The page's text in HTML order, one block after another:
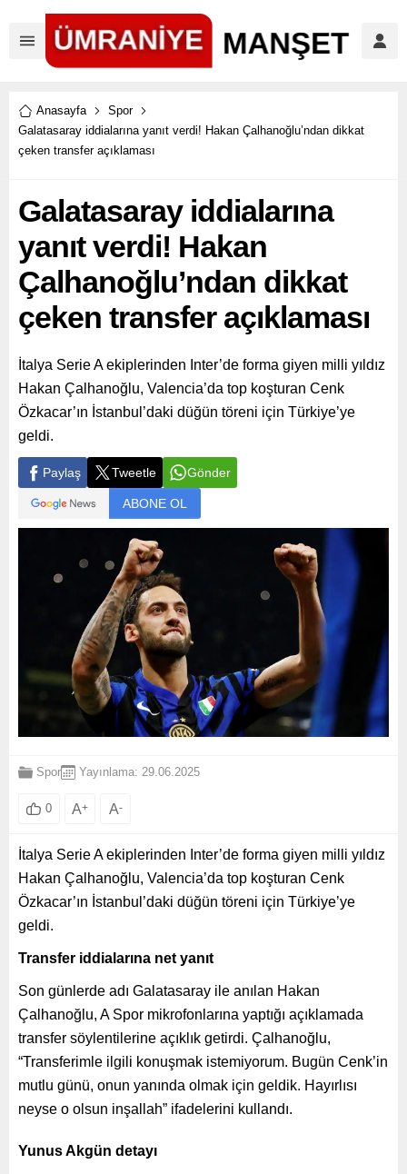
Anasayfa
Spor
Galatasaray iddialarına yanıt verdi! Hakan Çalhanoğlu’ndan dikkat
çeken transfer açıklaması
Galatasaray iddialarına
yanıt verdi! Hakan
Çalhanoğlu’ndan dikkat
çeken transfer açıklaması
İtalya Serie A ekiplerinden Inter’de forma giyen milli yıldız
Hakan Çalhanoğlu, Valencia’da top koşturan Cenk
Özkacar’ın İstanbul’daki düğün töreni için Türkiye’ye
geldi.
Paylaş Tweetle Gönder
ABONE OL
Spor Yayınlama: 29.06.2025
0 A+ A-
İtalya Serie A ekiplerinden Inter’de forma giyen milli yıldız
Hakan Çalhanoğlu, Valencia’da top koşturan Cenk
Özkacar’ın İstanbul’daki düğün töreni için Türkiye’ye
geldi.
Transfer iddialarına net yanıt
Son günlerde adı Galatasaray ile anılan Hakan
Çalhanoğlu, A Spor mikrofonlarına yaptığı açıklamada
transfer söylentilerine açıklık getirdi. Çalhanoğlu,
“Transferimle ilgili konuşmak istemiyorum. Bugün Cenk’in
mutlu günü, onun yanında olmak için geldik. Hayırlısı
neyse o olsun inşallah” ifadelerini kullandı.
Yunus Akgün detayı